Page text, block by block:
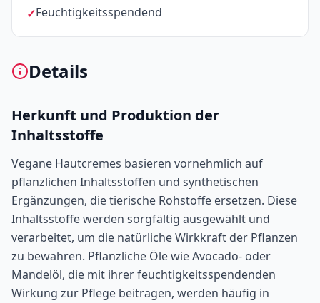
Feuchtigkeitsspendend
Details
Herkunft und Produktion der
Inhaltsstoffe
Vegane Hautcremes basieren vornehmlich auf
pflanzlichen Inhaltsstoffen und synthetischen
Ergänzungen, die tierische Rohstoffe ersetzen. Diese
Inhaltsstoffe werden sorgfältig ausgewählt und
verarbeitet, um die natürliche Wirkkraft der Pflanzen
zu bewahren. Pflanzliche Öle wie Avocado- oder
Mandelöl, die mit ihrer feuchtigkeitsspendenden
Wirkung zur Pflege beitragen, werden häufig in